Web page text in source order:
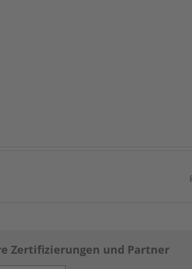
Zertifizierungen und Partner